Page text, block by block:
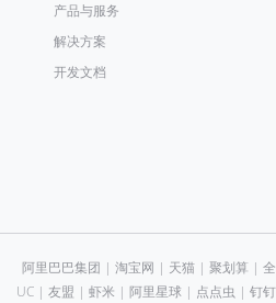
产品与服务
解决方案
开发文档
阿里巴巴集团 | 淘宝网 | 天猫| 聚划算 |
UC| 友盟 | 虾米 | 阿里星球| 点点虫 | 钉钉